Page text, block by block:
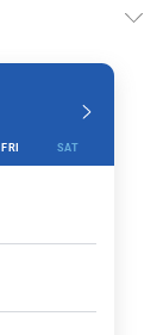
早めにお問
FRI SAT